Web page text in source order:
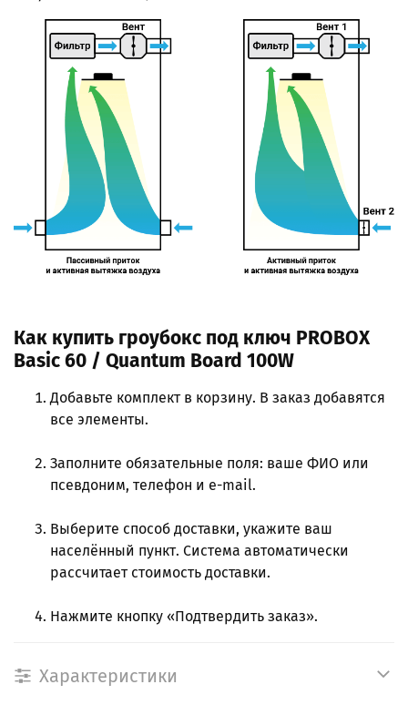
Как купить гроубокс под ключ PROBOX
Basic 60 / Quantum Board 100W
Добавьте комплект в корзину. В заказ добавятся
все элементы.
Заполните обязательные поля: ваше ФИО или
псевдоним, телефон и e-mail.
Выберите способ доставки, укажите ваш
населённый пункт. Система автоматически
рассчитает стоимость доставки.
Нажмите кнопку «Подтвердить заказ».
Характеристики